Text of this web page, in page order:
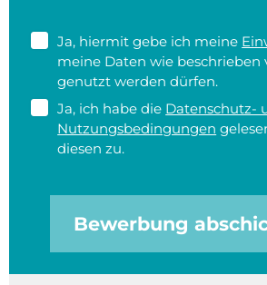
Ja, hiermit gebe ich meine
meine Daten wie beschrieben
genutzt werden dürfen.
Ja, ich habe die Datenschutz-
Nutzungsbedingungen
diesen zu.
Bewerbung